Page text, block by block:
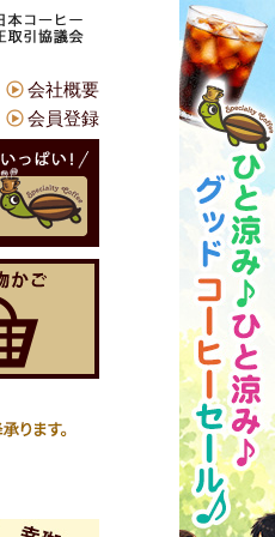
会社概要
会員登録